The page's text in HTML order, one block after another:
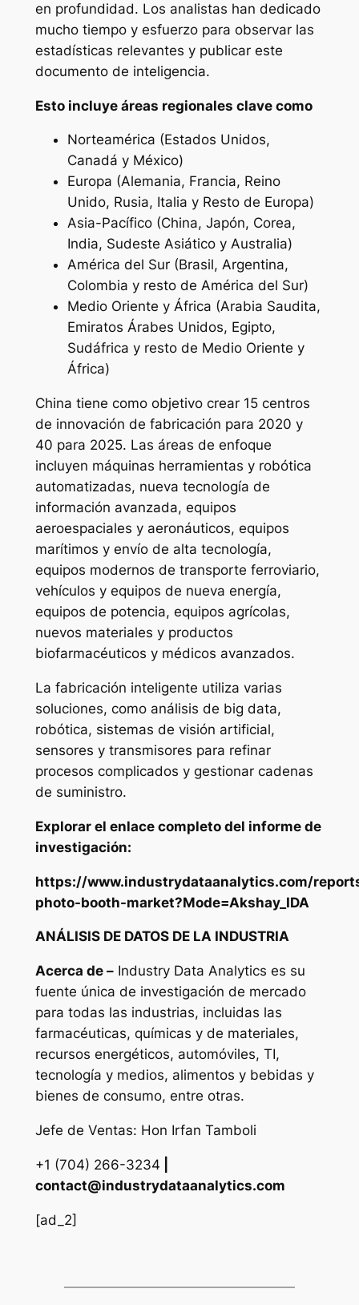
en profundidad. Los analistas han dedicado
mucho tiempo y esfuerzo para observar las
estadísticas relevantes y publicar este
documento de inteligencia.
Esto incluye áreas regionales clave como
Norteamérica (Estados Unidos,
Canadá y México)
Europa (Alemania, Francia, Reino
Unido, Rusia, Italia y Resto de Europa)
Asia-Pacífico (China, Japón, Corea,
India, Sudeste Asiático y Australia)
América del Sur (Brasil, Argentina,
Colombia y resto de América del Sur)
Medio Oriente y África (Arabia Saudita,
Emiratos Árabes Unidos, Egipto,
Sudáfrica y resto de Medio Oriente y
África)
China tiene como objetivo crear 15 centros
de innovación de fabricación para 2020 y
40 para 2025. Las áreas de enfoque
incluyen máquinas herramientas y robótica
automatizadas, nueva tecnología de
información avanzada, equipos
aeroespaciales y aeronáuticos, equipos
marítimos y envío de alta tecnología,
equipos modernos de transporte ferroviario,
vehículos y equipos de nueva energía,
equipos de potencia, equipos agrícolas,
nuevos materiales y productos
biofarmacéuticos y médicos avanzados.
La fabricación inteligente utiliza varias
soluciones, como análisis de big data,
robótica, sistemas de visión artificial,
sensores y transmisores para refinar
procesos complicados y gestionar cadenas
de suministro.
Explorar el enlace completo del informe de
investigación:
https://www.industrydataanalytics.com/
photo-booth-market?Mode=Akshay_IDA
ANÁLISIS DE DATOS DE LA INDUSTRIA
Acerca de –Industry Data Analytics es su
fuente única de investigación de mercado
para todas las industrias, incluidas las
farmacéuticas, químicas y de materiales,
recursos energéticos, automóviles, TI,
tecnología y medios, alimentos y bebidas y
bienes de consumo, entre otras.
Jefe de Ventas: Hon Irfan Tamboli
+1 (704) 266-3234
contact@industrydataanalytics.com
[ad_2]